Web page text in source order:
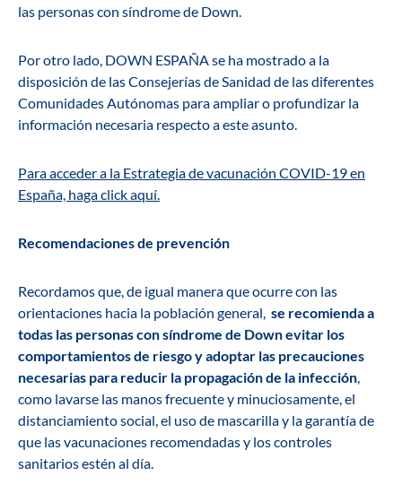
las personas con síndrome de Down.
Por otro lado, DOWN ESPAÑA se ha mostrado a la
disposición de las Consejerías de Sanidad de las diferentes
Comunidades Autónomas para ampliar o profundizar la
información necesaria respecto a este asunto.
Para acceder a la Estrategia de vacunación COVID-19 en
España, haga click aquí.
Recomendaciones de prevención
Recordamos que, de igual manera que ocurre con las
orientaciones hacia la población general, se recomienda a
todas las personas con síndrome de Down evitar los
comportamientos de riesgo y adoptar las precauciones
necesarias para reducir la propagación de la infección,
como lavarse las manos frecuente y minuciosamente, el
distanciamiento social, el uso de mascarilla y la garantía de
que las vacunaciones recomendadas y los controles
sanitarios estén al día.